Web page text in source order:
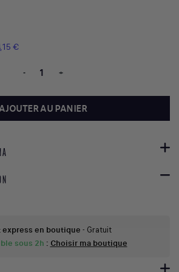
€
- +
AU PANIER
express en boutique - Gratuit
sous 2h : Choisir ma boutique